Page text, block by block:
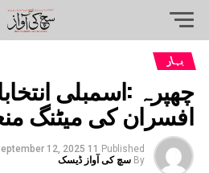
بہار
چھپرہ :اسمبلی
افسران کی میٹنگ
Published
11 months ago
12, 2025
By سچ کی آواز ڈیسک